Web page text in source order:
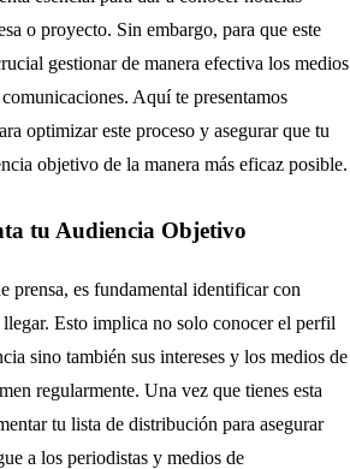
o proyecto. Sin embargo, para que este
gestionar de manera efectiva los medios
Aquí te presentamos
optimizar este proceso y asegurar que tu
objetivo de la manera más eficaz posible.
tu Audiencia Objetivo
prensa, es fundamental identificar con
Esto implica no solo conocer el perfil
sino también sus intereses y los medios de
regularmente. Una vez que tienes esta
tu lista de distribución para asegurar
a los periodistas y medios de